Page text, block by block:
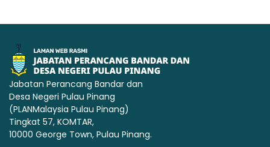
Jabatan Perancang Bandar dan
Desa Negeri Pulau Pinang
(PLANMalaysia Pulau Pinang)
Tingkat 57, KOMTAR,
10000 George Town, Pulau Pinang.